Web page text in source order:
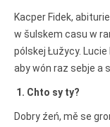
Kacper Fidek,
w šulskem casu w
pólskej Łužycy.
aby wón raz sebje a
1. Chto sy ty?
Dobry źeń, mě se
online